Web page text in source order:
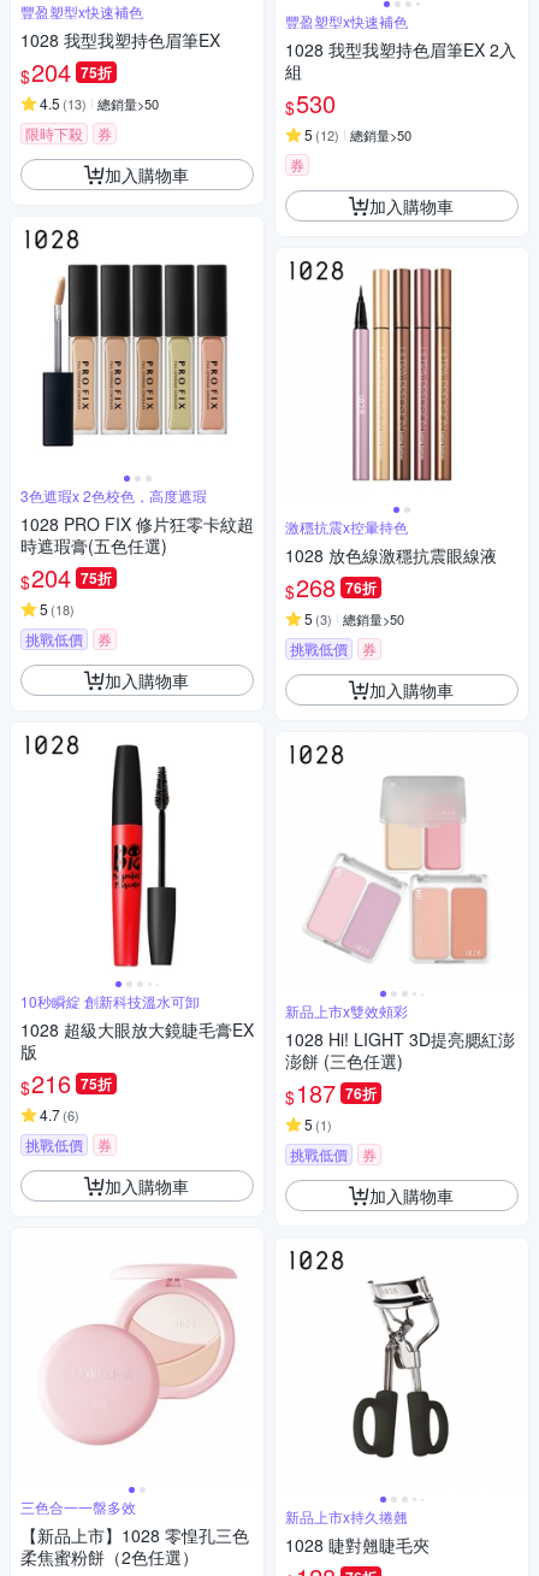
豐盈塑型x快速補色
1028 我型我塑持色眉筆EX
$204 75折
4.5 (13) 總銷量>50
限時下殺 券
加入購物車
3色遮瑕x 2色校色，高度遮瑕
1028 PRO FIX 修片狂零卡紋超
時遮瑕膏(五色任選)
$204 75折
5 (18)
挑戰低價 券
加入購物車
10秒瞬綻 創新科技溫水可卸
1028 超級大眼放大鏡睫毛膏EX
版
$216 75折
4.7(6)
挑戰低價 券
加入購物車
三色合一一盤多效
【新品上市】1028 零惶孔三色
柔焦蜜粉餅（2色任選）
豐盈塑型x快速補色
1028 我型我塑持色眉筆EX 2入
組
$530
5 (12) 總銷量>50
券
加入購物車
激穩抗震x控暈持色
1028 放色線激穩抗震眼線液
$268 76折
5 (3) 總銷量>50
挑戰低價 券
加入購物車
新品上市x雙效頰彩
1028 Hi! LIGHT 3D提亮腮紅澎
澎餅 (三色任選)
$187 76折
5 (1)
挑戰低價 券
加入購物車
新品上市x持久捲翹
1028 睫對翹睫毛夾